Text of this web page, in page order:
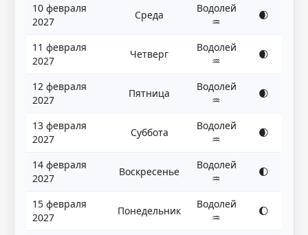
10 февраля
2027
Среда
Водолей
♒
🌒
11 февраля
2027
Четверг
Водолей
♒
🌒
12 февраля
2027
Пятница
Водолей
♒
🌒
13 февраля
2027
Суббота
Водолей
♒
🌒
14 февраля
2027
Воскресенье
Водолей
♒
🌓
15 февраля
2027
Понедельник
Водолей
♒
🌔